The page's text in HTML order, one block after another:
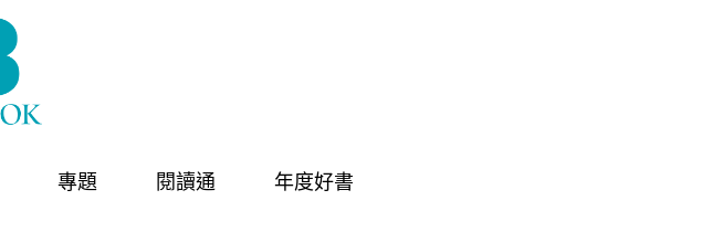
專題 閱讀通 年度好書